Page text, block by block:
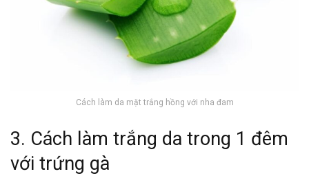
Cách làm da mặt trắng hồng với nha đam
3. Cách làm trắng da trong 1 đêm
với trứng gà